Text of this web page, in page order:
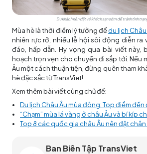
Du khách nên đặt vé khách sạn sớm để tránh tình
Mùa hè là thời điểm lý tưởng đểdu lịch Châu
nhiên rực rỡ, nhiều lễ hội sôi động diễn ra
đáo, hấp dẫn. Hy vọng qua bài viết này,
hoạch trọn vẹn cho chuyến đi sắp tới. Nếu
Âu một cách thuận tiện, đừng quên tham
hè đặc sắc từ TransViet!
Xem thêm bài viết cùng chủ đề:
Du lịch Châu Âu mùa đông: Top điểm
“Chạm” mùa lá vàng ở châu Âu và bí kíp
Top 8 các quốc gia châu Âu nên đặt
Ban Biên Tập TransViet